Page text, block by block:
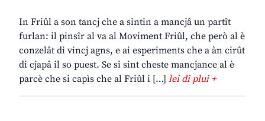
In Friûl a son tancj che a sintin a mancjâ un partît
furlan: il pinsîr al va al Moviment Friûl, che però al è
conzelât di vincj agns, e ai esperiments che a àn cirût
di cjapâ il so puest. Se si sint cheste mancjance al è
parcè che si capìs che al Friûl i […] lei di plui +